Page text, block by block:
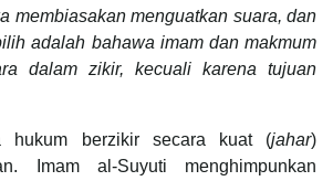
membiasakan menguatkan suara, dan
adalah bahawa imam dan makmum
dalam zikir, kecuali karena tujuan
hukum berzikir secara kuat (jahar)
Imam al-Suyuti menghimpunkan